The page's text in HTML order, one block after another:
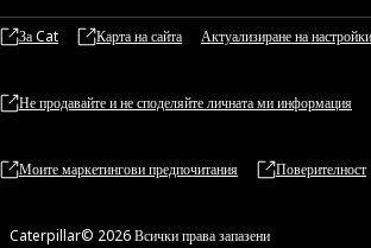
За Cat Карта на сайта Актуализиране на
Не продавайте и не споделяйте личната ми информация
Моите маркетингови предпочитания Поверителност
Caterpillar© 2026 Всички права запазени